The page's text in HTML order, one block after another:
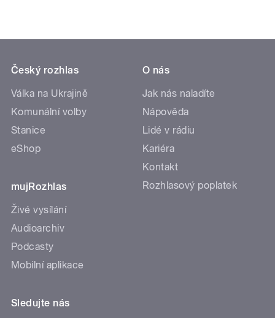
Český rozhlas
Válka na Ukrajině
Komunální volby
Stanice
eShop
mujRozhlas
Živé vysílání
Audioarchiv
Podcasty
Mobilní aplikace
O nás
Jak nás naladíte
Nápověda
Lidé v rádiu
Kariéra
Kontakt
Rozhlasový poplatek
Sledujte nás